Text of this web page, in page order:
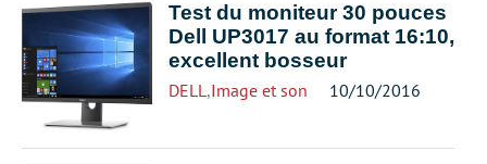
Test du moniteur 30 pouces
Dell UP3017 au format 16:10,
excellent bosseur
DELL,Image et son 10/10/2016